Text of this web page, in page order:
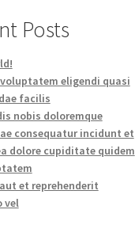
Posts
eligendi quasi
facilis
nobis doloremque
consequatur incidunt et
dolore cupiditate quidem
et reprehenderit
vel